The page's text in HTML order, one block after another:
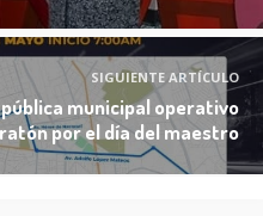
SIGUIENTE ARTÍCULO
municipal operativo
por el día del maestro